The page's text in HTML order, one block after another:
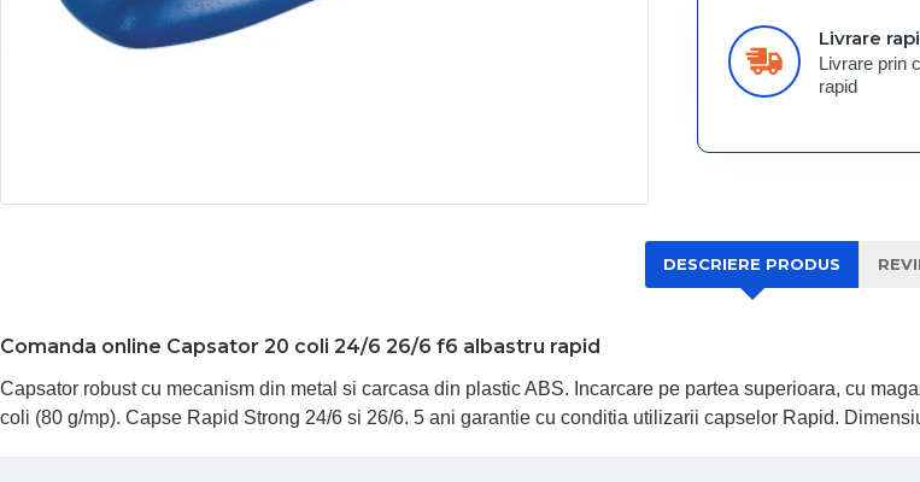
Livrare
Livrare prin
rapid
DESCRIERE PRODUS
Comanda online Capsator 20 coli 24/6 26/6 f6 albastru rapid
Capsator robust cu mecanism din metal si carcasa din plastic ABS. Incarcare pe partea superioara, cu
coli (80 g/mp). Capse Rapid Strong 24/6 si 26/6. 5 ani garantie cu conditia utilizarii capselor Rapid.